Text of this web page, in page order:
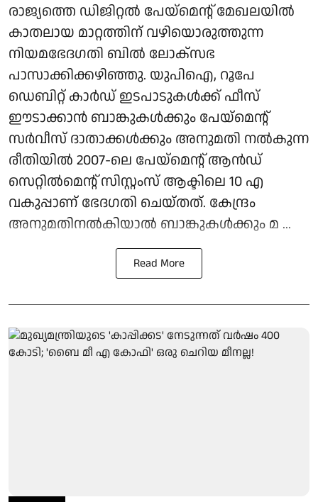
രാജ്യത്തെ ഡിജിറ്റല്‍ പേയ്‌മെന്റ് മേഖലയില്‍
കാതലായ മാറ്റത്തിന് വഴിയൊരുത്തുന്ന
നിയമഭേദഗതി ബില്‍ ലോക്‌സഭ
പാസാക്കിക്കഴിഞ്ഞു. യുപിഐ, റൂപേ
ഡെബിറ്റ് കാര്‍ഡ് ഇടപാടുകള്‍ക്ക് ഫീസ്
ഈടാക്കാന്‍ ബാങ്കുകള്‍ക്കും പേയ്മെന്റ്
സര്‍വീസ് ദാതാക്കള്‍ക്കും അനുമതി നല്‍കുന്ന
രീതിയില്‍ 2007-ലെ പേയ്മെന്റ് ആന്‍ഡ്
സെറ്റില്‍മെന്റ് സിസ്റ്റംസ് ആക്ടിലെ 10 എ
വകുപ്പാണ് ഭേദഗതി ചെയ്തത്. കേന്ദ്രം
അനുമതിനല്‍കിയാല്‍ ബാങ്കുകള്‍ക്കും മ ...
Read More